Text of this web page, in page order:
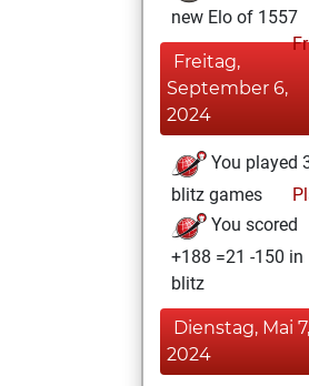
new Elo of 1557
Freitag,
September 6,
2024
You played
blitz games
You scored
+188 =21 -150 in
blitz
Dienstag, Mai 7,
2024